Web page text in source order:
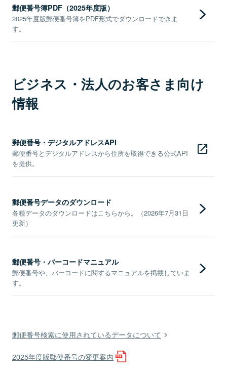
郵便番号簿PDF（2025年度版）
2025年度版郵便番号簿をPDF形式でダウンロードできま
す。
ビジネス・法人のお客さま向け
情報
郵便番号・デジタルアドレスAPI
郵便番号とデジタルアドレスから住所を取得できる公式API
を提供。
郵便番号データのダウンロード
各種データのダウンロードはこちらから。（2026年7月31日
更新）
郵便番号・バーコードマニュアル
郵便番号や、バーコードに関するマニュアルを掲載していま
す。
郵便番号検索に使用されているデータについて
2025年度版郵便番号の変更案内